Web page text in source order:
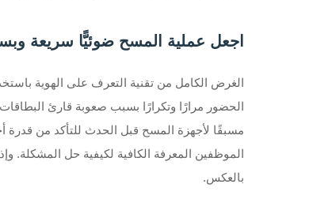
اجعل عملية المسح ضوئيًّا سريعة
الحضور مرارًا وتكرارًا بسبب صعوبة قارئ
مسبقًا لأجهزة المسح قبل الحدث للتأكد من
الموظفين المعرفة الكافية لكيفية حل
بالعكس.